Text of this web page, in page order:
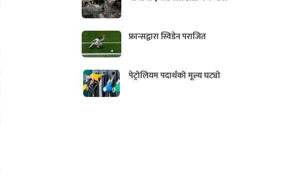
फ्रान्सद्वारा स्विडेन पराजित
पेट्रोलियम पदार्थको मूल्य घट्यो